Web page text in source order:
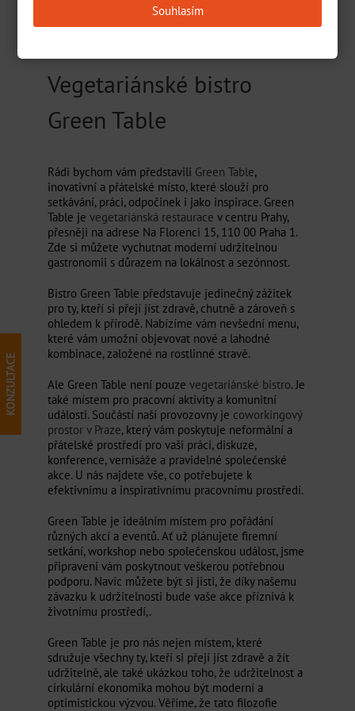
Vegetariánské bistro
Green Table
Rádi bychom vám představili Green Table,
inovativní a přátelské místo, které slouží pro
setkávání, práci, odpočinek i jako inspirace. Green
Table je vegetariánská restaurace v centru Prahy,
přesněji na adrese Na Florenci 15, 110 00 Praha 1.
Zde si můžete vychutnat moderní udržitelnou
gastronomii s důrazem na lokálnost a sezónnost.
Bistro Green Table představuje jedinečný zážitek
pro ty, kteří si přejí jíst zdravě, chutně a zároveň s
ohledem k přírodě. Nabízíme vám nevšední menu,
které vám umožní objevovat nové a lahodné
kombinace, založené na rostlinné stravě.
Ale Green Table není pouze vegetariánské bistro. Je
také místem pro pracovní aktivity a komunitní
události. Součástí naší provozovny je coworkingový
prostor v Praze, který vám poskytuje neformální a
přátelské prostředí pro vaši práci, diskuze,
konference, vernisáže a pravidelné společenské
akce. U nás najdete vše, co potřebujete k
efektivnímu a inspirativnímu pracovnímu prostředí.
Green Table je ideálním místem pro pořádání
různých akcí a eventů. Ať už plánujete firemní
setkání, workshop nebo společenskou událost, jsme
připraveni vám poskytnout veškerou potřebnou
podporu. Navíc můžete být si jisti, že díky našemu
závazku k udržitelnosti bude vaše akce příznivá k
životnímu prostředí,.
Green Table je pro nás nejen místem, které
sdružuje všechny ty, kteří si přejí jíst zdravě a žít
udržitelně, ale také ukázkou toho, že udržitelnost a
cirkulární ekonomika mohou být moderní a
optimistickou výzvou. Věříme, že tato filozofie
Souhlasím